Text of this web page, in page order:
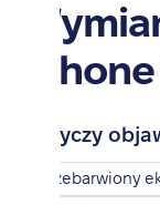
Dotyczy
Przebarwiony